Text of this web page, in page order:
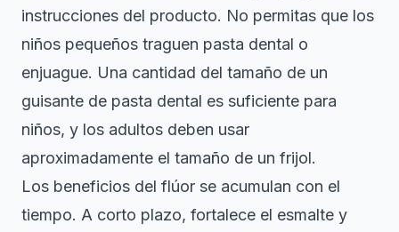
instrucciones del producto. No permitas que los
niños pequeños traguen pasta dental o
enjuague. Una cantidad del tamaño de un
guisante de pasta dental es suficiente para
niños, y los adultos deben usar
aproximadamente el tamaño de un frijol.
Los beneficios del flúor se acumulan con el
tiempo. A corto plazo, fortalece el esmalte y